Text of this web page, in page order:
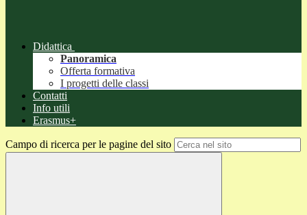
Didattica
Panoramica
Offerta formativa
I progetti delle classi
Contatti
Info utili
Erasmus+
Campo di ricerca per le pagine del sito